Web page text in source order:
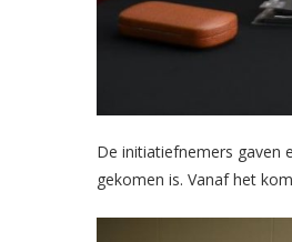
De initiatiefnemers gaven
gekomen is. Vanaf het